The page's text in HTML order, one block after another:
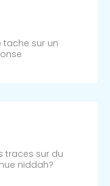
tache sur un
traces sur du
niddah?